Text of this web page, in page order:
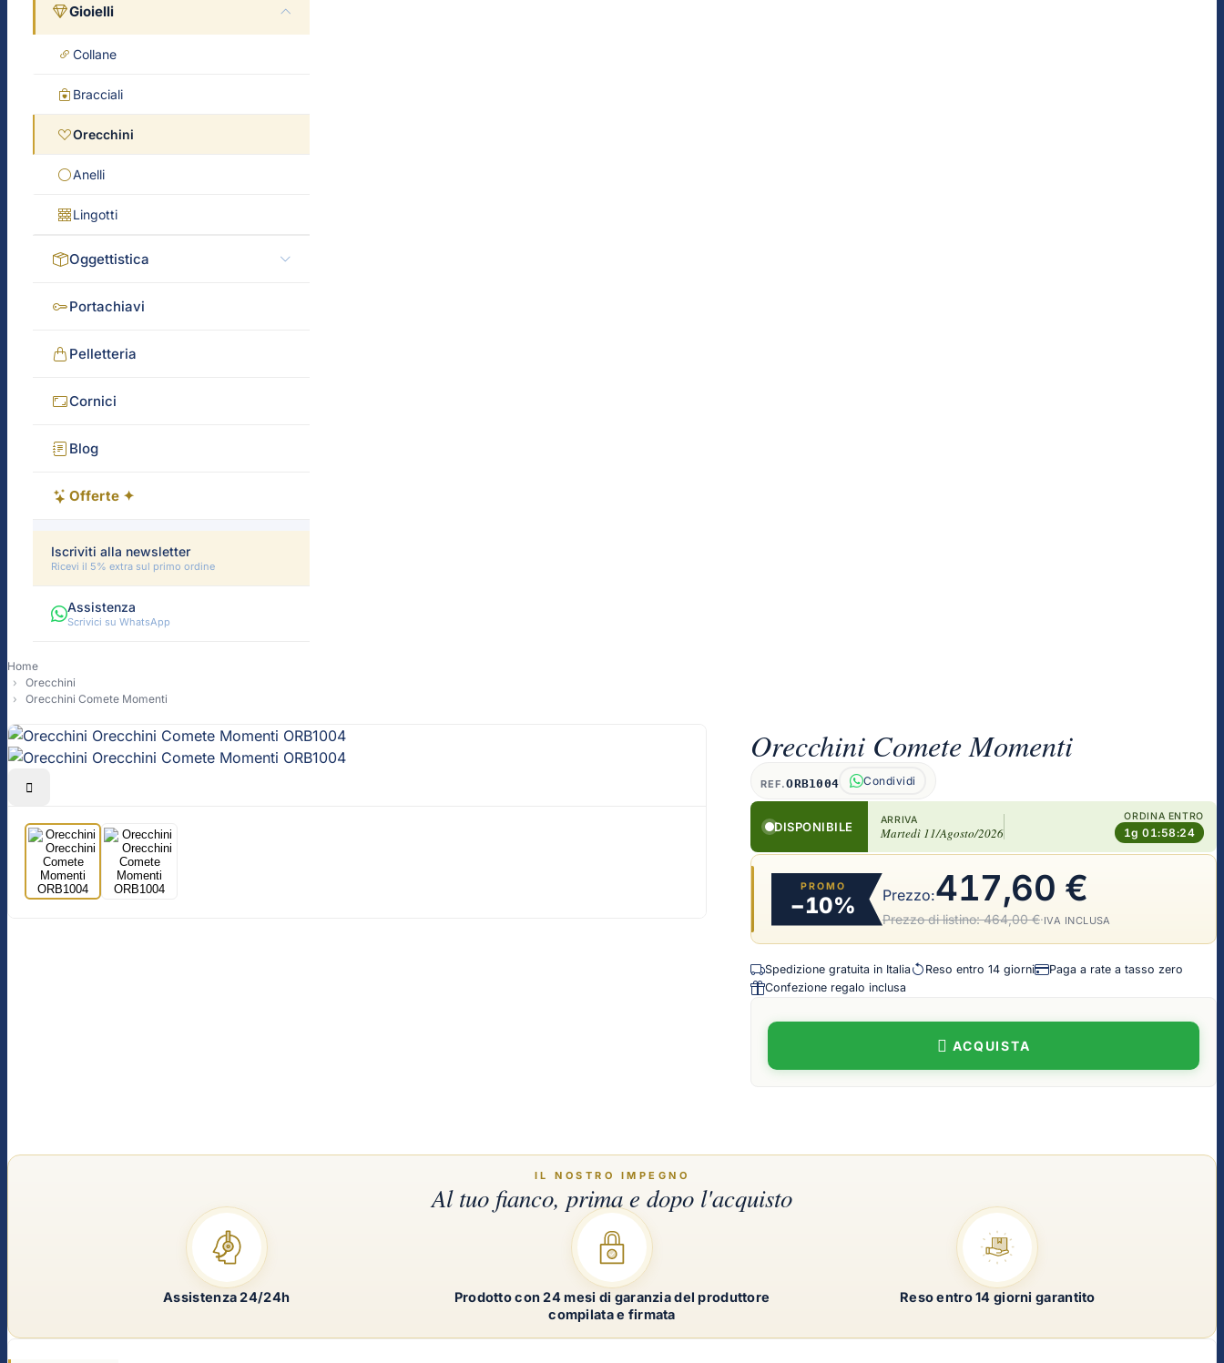
Gioielli
Collane
Bracciali
Orecchini
Anelli
Lingotti
Oggettistica
Portachiavi
Pelletteria
Cornici
Blog
Offerte ✦
Iscriviti alla newsletter
Ricevi il 5% extra sul primo ordine
Assistenza
Scrivici su WhatsApp
Home
Orecchini
Orecchini Comete Momenti
-10%

Orecchini Comete Momenti
REF.ORB1004 Condividi
DISPONIBILE ARRIVA
Martedì 11/Agosto/2026
ORDINA ENTRO
1g 01:58:23
PROMO
−10% Prezzo:417,60 €
Prezzo di listino:464,00 €·IVA INCLUSA
Spedizione gratuita in Italia Reso entro 14 giorni
Paga a rate a tasso zero
Confezione regalo inclusa
ACQUISTA
Assistenza 24/24h
Prodotto con 24 mesi di garanzia del produttore
compilata e firmata
Reso entro 14 giorni garantito